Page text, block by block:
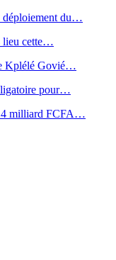
déploiement du…
lieu cette…
Kplélé Govié…
pour…
milliard FCFA…